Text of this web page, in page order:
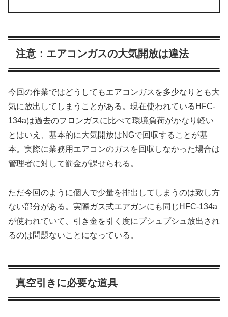
注意：エアコンガスの大気開放は違法
今回の作業ではどうしてもエアコンガスを多少なりとも大
気に放出してしまうことがある。現在使われているHFC-
134aは過去のフロンガスに比べて環境負荷がかなり軽い
とはいえ、基本的に大気開放はNGで回収することが基
本。実際に業務用エアコンのガスを回収しなかった場合は
管理者に対して罰金が課せられる。
ただ今回のように個人で少量を排出してしまうのは致し方
ない部分がある。実際ガス式エアガンにも同じHFC-134a
が使われていて、引き金を引く度にプシュプシュ放出され
るのは問題ないことになっている。
真空引きに必要な道具